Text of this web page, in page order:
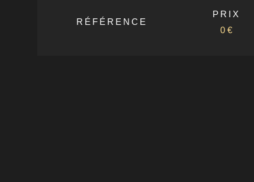
RÉFÉRENCE
PRIX
0 €